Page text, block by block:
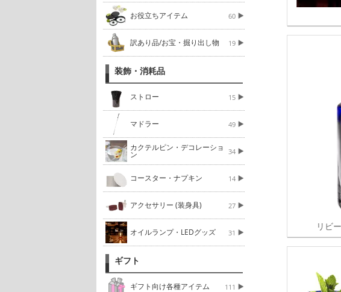
お役立ちアイテム 60
訳あり品/お宝・掘り出し物 19
装飾・消耗品
ストロー 15
マドラー 49
カクテルピン・デコレーショ
ン 34
コースター・ナプキン 14
アクセサリー (装身具) 27
オイルランプ・LEDグッズ 31
ギフト
ギフト向け各種アイテム 111
リビ